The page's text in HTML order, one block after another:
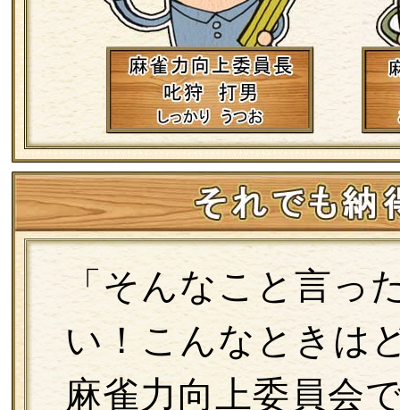
「そんなこと言っ
い！こんなときは
麻雀力向上委員会